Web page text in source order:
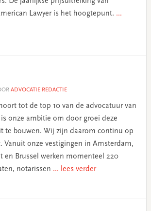
Lawyer is het hoogtepunt. ...
ADVOCATIE REDACTIE
tot de top 10 van de advocatuur van
onze ambitie om door groei deze
te bouwen. Wij zijn daarom continu op
Vanuit onze vestigingen in Amsterdam,
en Brussel werken momenteel 220
notarissen ... lees verder